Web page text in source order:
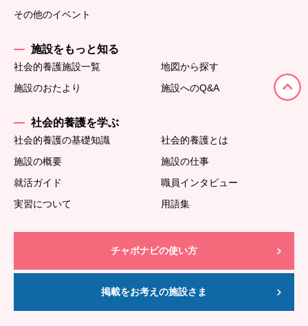
その他のイベント
施設をもっと知る
社会的養護施設一覧
地図から探す
施設のおたより
施設へのQ&A
社会的養護を学ぶ
社会的養護の基礎知識
社会的養護とは
施設の概要
施設の仕事
就活ガイド
職員インタビュー
実習について
用語集
チャボナビの使い方
掲載をお考えの施設さま